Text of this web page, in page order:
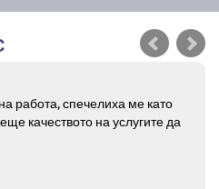
работа, спечелиха ме като
качеството на услугите да